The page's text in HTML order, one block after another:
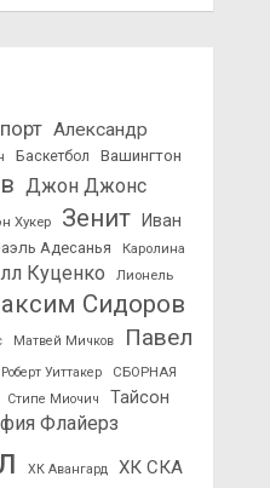
Александр
Баскетбол
Вашингтон
Джон Джонс
Хукер Зенит
Иван
Адесанья
Каролина
Куценко
Лионель
Сидоров
Матвей Мичков
Павел
Роберт Уиттакер
СБОРНАЯ
Стипе Миочич
Тайсон
Флайерз
ХК Авангард ХК СКА